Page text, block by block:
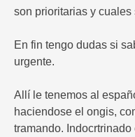
son prioritarias y cuales
En fin tengo dudas si
urgente.
Allí le tenemos al
haciendose el ongis,
tramando.